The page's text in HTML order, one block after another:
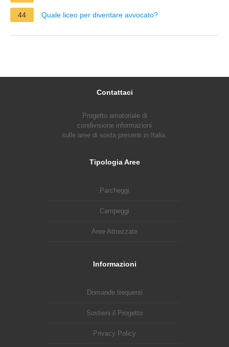
44 Quale liceo per diventare avvocato?
Contattaci
Progetto amatoriale di
condivisione informazioni
sulle aree di sosta presenti in Italia.
Tipologia Aree
Parcheggi
Campeggi
Aree Attrezzate
Informazioni
Domande frequenti
Sostieni il Progetto
Privacy Policy